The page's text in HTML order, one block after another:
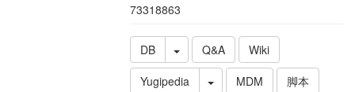
73318863
DB Q&A
Wiki
Yugipedia
MDM 脚本